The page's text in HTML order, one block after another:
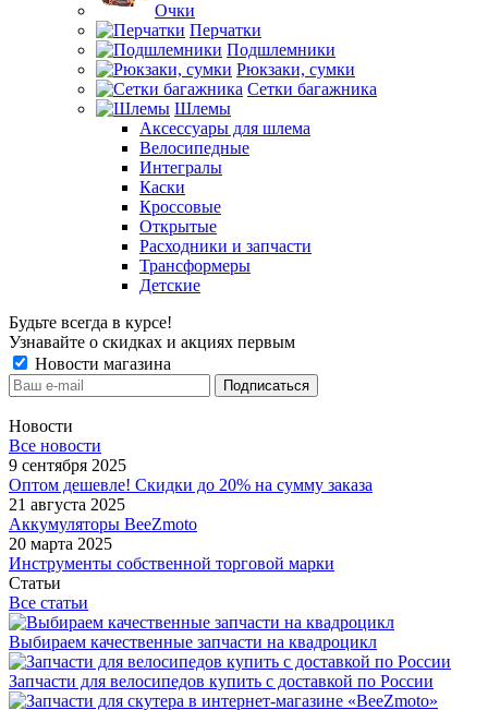
Очки
Перчатки
Подшлемники
Рюкзаки, сумки
Сетки багажника
Шлемы
Аксессуары для шлема
Велосипедные
Интегралы
Каски
Кроссовые
Открытые
Расходники и запчасти
Трансформеры
Детские
Будьте всегда в курсе!
Узнавайте о скидках и акциях первым
Новости магазина
Новости
Все новости
9 сентября 2025
Оптом дешевле! Скидки до 20% на сумму заказа
21 августа 2025
Аккумуляторы BeeZmoto
20 марта 2025
Инструменты собственной торговой марки
Статьи
Все статьи
Выбираем качественные запчасти на квадроцикл
Запчасти для велосипедов купить с доставкой по России